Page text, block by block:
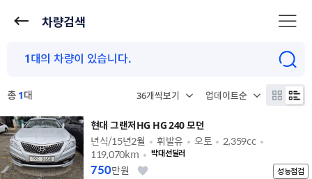
차량검색
총 1대
현대 그랜저HG HG 240 모던
년식/15년2월 휘발유 오토
2,359cc
119,070km
박대선딜러
성능점검
750만원